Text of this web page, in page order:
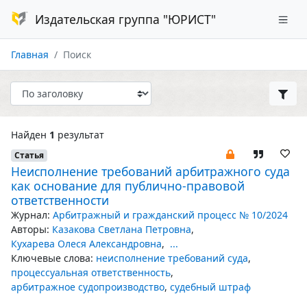
Издательская группа "ЮРИСТ"
Главная Поиск
Найден 1 результат
Статья
Неисполнение требований арбитражного суда
как основание для публично-правовой
ответственности
Журнал: Арбитражный и гражданский процесс № 10/2024
Авторы: Казакова Светлана Петровна,
Кухарева Олеся Александровна, ...
Ключевые слова: неисполнение требований суда,
процессуальная ответственность,
арбитражное судопроизводство, судебный штраф